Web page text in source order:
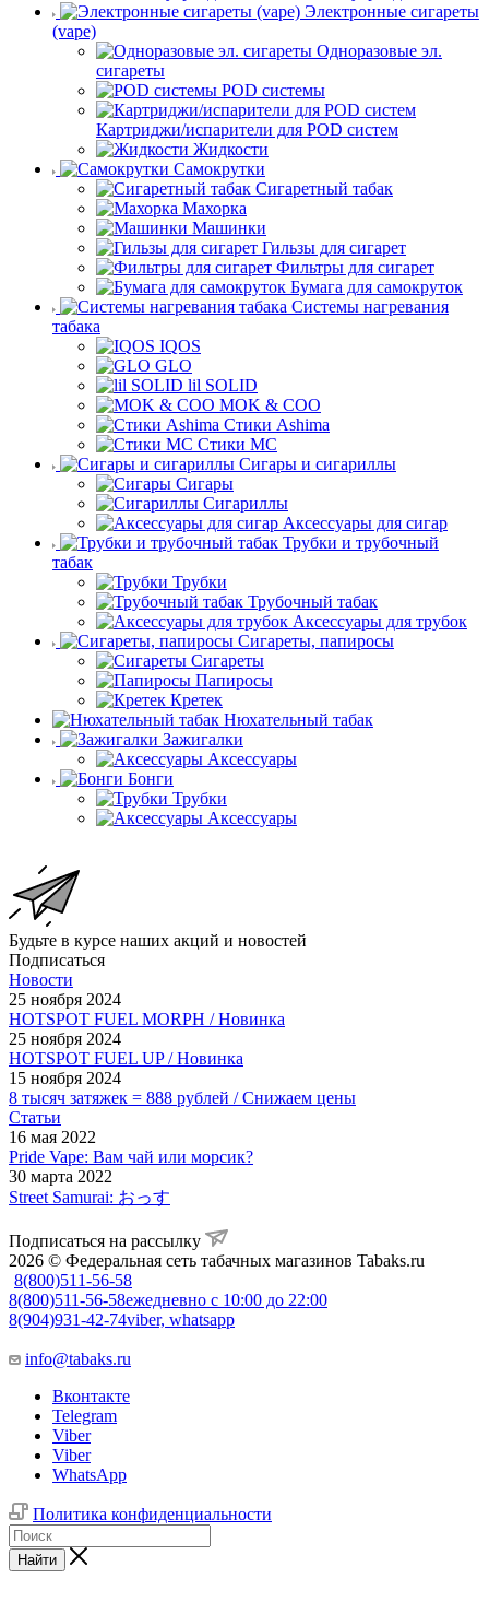
Электронные сигареты
(vape)
Одноразовые эл.
сигареты
POD системы
Картриджи/испарители для POD систем
Жидкости
Самокрутки
Сигаретный табак
Махорка
Машинки
Гильзы для сигарет
Фильтры для сигарет
Бумага для самокруток
Системы нагревания
табака
IQOS
GLO
lil SOLID
MOK & COO
Стики Ashima
Стики MC
Сигары и сигариллы
Сигары
Сигариллы
Аксессуары для сигар
Трубки и трубочный
табак
Трубки
Трубочный табак
Аксессуары для трубок
Сигареты, папиросы
Сигареты
Папиросы
Кретек
Нюхательный табак
Зажигалки
Аксессуары
Бонги
Трубки
Аксессуары
Будьте в курсе наших акций и новостей
Подписаться
Новости
25 ноября 2024
HOTSPOT FUEL MORPH / Новинка
25 ноября 2024
HOTSPOT FUEL UP / Новинка
15 ноября 2024
8 тысяч затяжек = 888 рублей / Снижаем цены
Статьи
16 мая 2022
Pride Vape: Вам чай или морсик?
30 марта 2022
Street Samurai: おっす
Подписаться на рассылку
2026 © Федеральная сеть табачных магазинов Tabaks.ru
8(800)511-56-58
8(800)511-56-58ежедневно с 10:00 до 22:00
8(904)931-42-74viber, whatsapp
info@tabaks.ru
Вконтакте
Telegram
Viber
Viber
WhatsApp
Политика конфиденциальности
Найти